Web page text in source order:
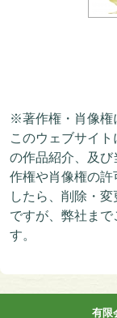
※著作権・肖像権
このウェブサイ
の作品紹介、及
作権や肖像権の許
したら、削除・
ですが、弊社まで
す。
有限